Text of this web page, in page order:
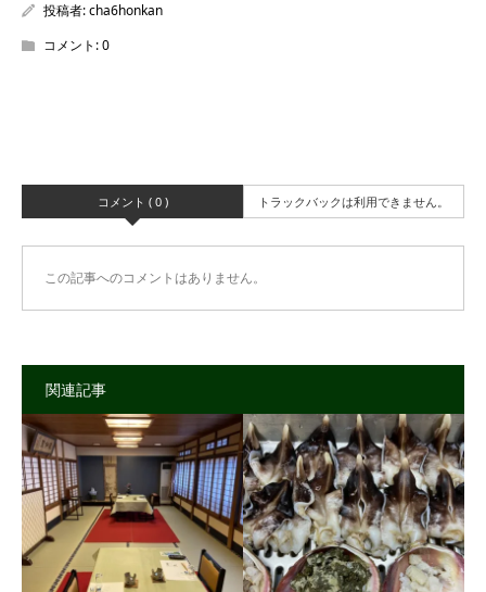
投稿者:cha6honkan
コメント:0
コメント ( 0 ) トラックバックは利用できません。
この記事へのコメントはありません。
関連記事